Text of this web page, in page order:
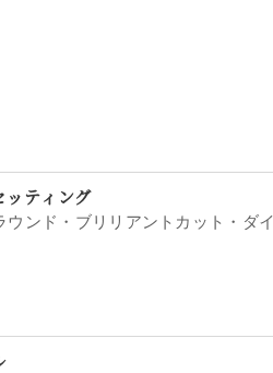
ッティング
ウンド・ブリリアントカット・ダ